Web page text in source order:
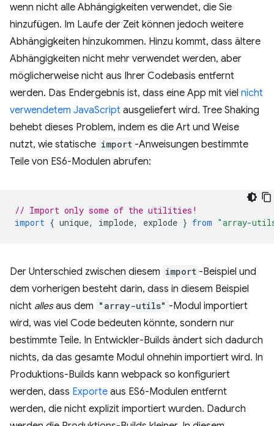
wenn nicht alle Abhängigkeiten verwendet, die Sie
hinzufügen. Im Laufe der Zeit können jedoch weitere
Abhängigkeiten hinzukommen. Hinzu kommt, dass ältere
Abhängigkeiten nicht mehr verwendet werden, aber
möglicherweise nicht aus Ihrer Codebasis entfernt
werden. Das Endergebnis ist, dass eine App mit viel nicht
verwendetem JavaScript ausgeliefert wird. Tree Shaking
behebt dieses Problem, indem es die Art und Weise
nutzt, wie statische import -Anweisungen bestimmte
Teile von ES6-Modulen abrufen:
// Import only some of the utilities!
import { unique, implode, explode } from "array-
Der Unterschied zwischen diesem import -Beispiel und
dem vorherigen besteht darin, dass in diesem Beispiel
nicht allesaus dem "array-utils" -Modul importiert
wird, was viel Code bedeuten könnte, sondern nur
bestimmte Teile. In Entwickler-Builds ändert sich dadurch
nichts, da das gesamte Modul ohnehin importiert wird. In
Produktions-Builds kann webpack so konfiguriert
werden, dass Exporte aus ES6-Modulen entfernt
werden, die nicht explizit importiert wurden. Dadurch